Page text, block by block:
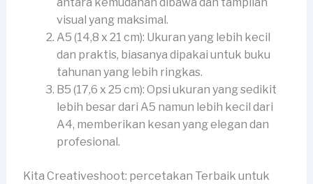
antara kemudahan dibawa dan tampilan
visual yang maksimal.
A5 (14,8 x 21 cm): Ukuran yang lebih kecil
dan praktis, biasanya dipakai untuk buku
tahunan yang lebih ringkas.
B5 (17,6 x 25 cm): Opsi ukuran yang sedikit
lebih besar dari A5 namun lebih kecil dari
A4, memberikan kesan yang elegan dan
profesional.
Kita Creativeshoot: percetakan Terbaik untuk